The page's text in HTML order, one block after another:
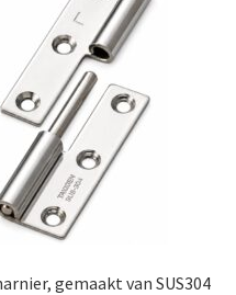
gemaakt van SUS304